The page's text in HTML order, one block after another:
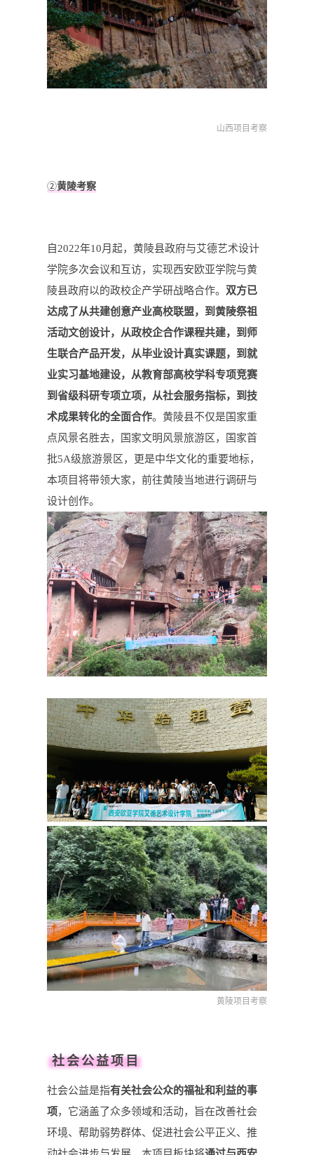
山西项目考察
②黄陵考察
自2022年10月起，黄陵县政府与艾德艺术设计
学院多次会议和互访，实现西安欧亚学院与黄
陵县政府以的政校企产学研战略合作。 双方已
达成了从共建创意产业高校联盟，到黄陵祭祖
活动文创设计，从政校企合作课程共建，到师
生联合产品开发，从毕业设计真实课题，到就
业实习基地建设，从教育部高校学科专项竞赛
到省级科研专项立项，从社会服务指标，到技
术成果转化的全面合作。黄陵县不仅是国家重
点风景名胜去，国家文明风景旅游区，国家首
批5A级旅游景区，更是中华文化的重要地标，
本项目将带领大家，前往黄陵当地进行调研与
设计创作。
黄陵项目考察
社会公益项目
社会公益是指有关社会公众的福祉和利益的事
项，它涵盖了众多领域和活动，旨在改善社会
环境、帮助弱势群体、促进社会公平正义、推